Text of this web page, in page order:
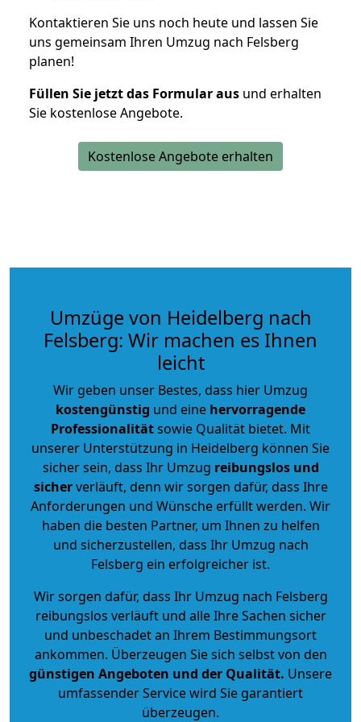
Kontaktieren Sie uns noch heute und lassen Sie
uns gemeinsam Ihren Umzug nach Felsberg
planen!
Füllen Sie jetzt das Formular aus und erhalten
Sie kostenlose Angebote.
Kostenlose Angebote erhalten
Umzüge von Heidelberg nach
Felsberg: Wir machen es Ihnen
leicht
Wir geben unser Bestes, dass hier Umzug
kostengünstig und eine hervorragende
Professionalitätsowie Qualität bietet. Mit
unserer Unterstützung in Heidelberg können Sie
sicher sein, dass Ihr Umzug reibungslos und
sicherverläuft, denn wir sorgen dafür, dass Ihre
Anforderungen und Wünsche erfüllt werden. Wir
haben die besten Partner, um Ihnen zu helfen
und sicherzustellen, dass Ihr Umzug nach
Felsberg ein erfolgreicher ist.
Wir sorgen dafür, dass Ihr Umzug nach Felsberg
reibungslos verläuft und alle Ihre Sachen sicher
und unbeschadet an Ihrem Bestimmungsort
ankommen. Überzeugen Sie sich selbst von den
günstigen Angeboten und der Qualität. Unsere
umfassender Service wird Sie garantiert
überzeugen.